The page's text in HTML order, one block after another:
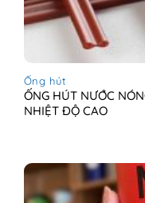
Ống hút
ỐNG HÚT NƯỚC
NHIỆT ĐỘ CAO